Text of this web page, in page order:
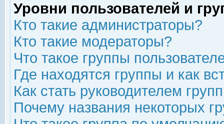
Уровни пользователей и
Кто такие администраторы?
Кто такие модераторы?
Что такое группы
Где находятся группы и как
Как стать руководителем
Почему названия некоторых